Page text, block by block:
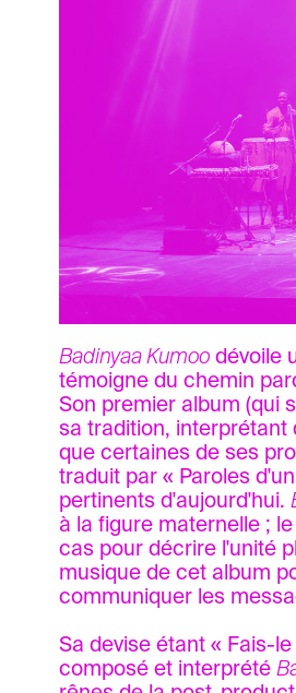
Badinyaa Kumoo dévoile
témoigne du chemin
Son premier album (qui
sa tradition, interprétant
que certaines de ses
traduit par « Paroles
pertinents d'aujourd'hui.
à la figure maternelle ;
cas pour décrire l'unité
musique de cet album
communiquer les
Sa devise étant « Fais-
composé et interprété